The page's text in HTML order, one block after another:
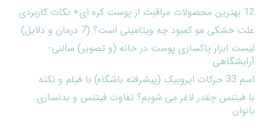
12 بهترین محصولات مراقبت از پوست کره ای+ نکات کاربردی
علت خشکی مو کمبود چه ویتامینی است؟ (7 درمان و دلایل)
لیست ابزار پاکسازی پوست در خانه (و تصویر) سالنی-
آرایشگاهی
اسم 33 حرکات ایروبیک (پیشرفته باشگاه) با فیلم و نکته
با فیتنس چقدر لاغر می شویم؟ تفاوت فیتنس و بدنسازی
بانوان